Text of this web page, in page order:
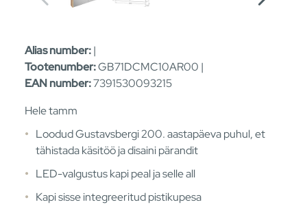
Alias number:|
Tootenumber:GB71DCMC10AR00 |
EAN number:7391530093215
Hele tamm
Loodud Gustavsbergi 200. aastapäeva puhul, et
tähistada käsitöö ja disaini pärandit
LED-valgustus kapi peal ja selle all
Kapi sisse integreeritud pistikupesa